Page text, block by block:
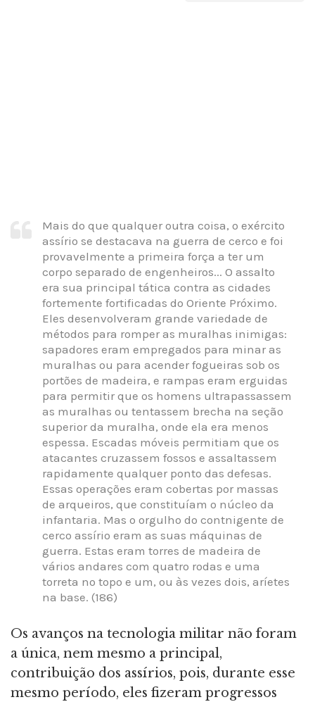
Mais do que qualquer outra coisa, o exército
assírio se destacava na guerra de cerco e foi
provavelmente a primeira força a ter um
corpo separado de engenheiros... O assalto
era sua principal tática contra as cidades
fortemente fortificadas do Oriente Próximo.
Eles desenvolveram grande variedade de
métodos para romper as muralhas inimigas:
sapadores eram empregados para minar as
muralhas ou para acender fogueiras sob os
portões de madeira, e rampas eram erguidas
para permitir que os homens ultrapassassem
as muralhas ou tentassem brecha na seção
superior da muralha, onde ela era menos
espessa. Escadas móveis permitiam que os
atacantes cruzassem fossos e assaltassem
rapidamente qualquer ponto das defesas.
Essas operações eram cobertas por massas
de arqueiros, que constituíam o núcleo da
infantaria. Mas o orgulho do contnigente de
cerco assírio eram as suas máquinas de
guerra. Estas eram torres de madeira de
vários andares com quatro rodas e uma
torreta no topo e um, ou às vezes dois, aríetes
na base. (186)
Os avanços na tecnologia militar não foram
a única, nem mesmo a principal,
contribuição dos assírios, pois, durante esse
mesmo período, eles fizeram progressos